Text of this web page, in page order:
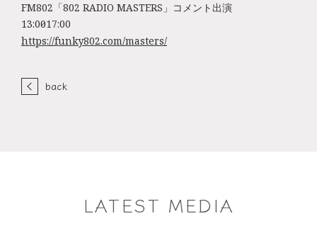
FM802「802 RADIO MASTERS」コメント出演
13:00～17:00
https://funky802.com/masters/
back
LATEST MEDIA